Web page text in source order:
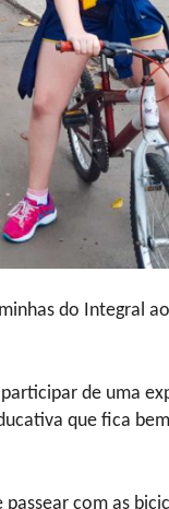
do Integral
de uma
que fica
passear com as